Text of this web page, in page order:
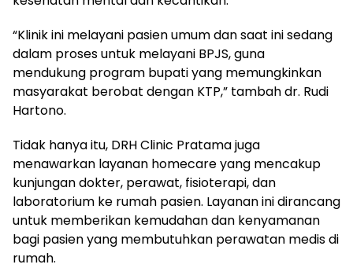
“Klinik ini melayani pasien umum dan saat ini sedang
dalam proses untuk melayani BPJS, guna
mendukung program bupati yang memungkinkan
masyarakat berobat dengan KTP,” tambah dr. Rudi
Hartono.
Tidak hanya itu, DRH Clinic Pratama juga
menawarkan layanan homecare yang mencakup
kunjungan dokter, perawat, fisioterapi, dan
laboratorium ke rumah pasien. Layanan ini dirancang
untuk memberikan kemudahan dan kenyamanan
bagi pasien yang membutuhkan perawatan medis di
rumah.